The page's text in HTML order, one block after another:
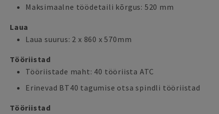
Maksimaalne töödetaili kõrgus: 520 mm
Laua
Laua suurus: 2 x 860 x 570mm
Tööriistad
Tööriistade maht: 40 tööriista ATC
Erinevad BT40 tagumise otsa spindli tööriistad
Tööriistad